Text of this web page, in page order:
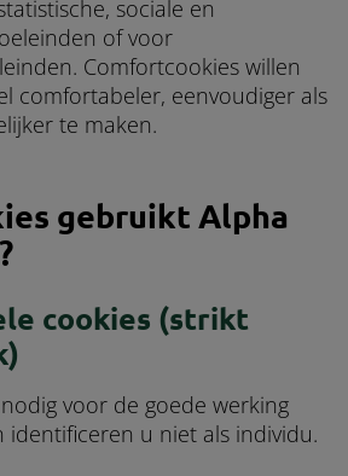
sociale en
of voor
Comfortcookies willen
comfortabeler, eenvoudiger als
te maken.
gebruikt Alpha
cookies (strikt
voor de goede werking
identificeren u niet als individu.